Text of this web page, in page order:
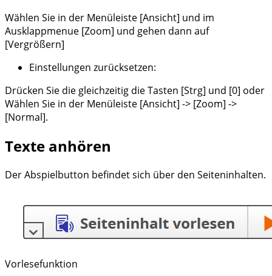
Wählen Sie in der Menüleiste [Ansicht] und im
Ausklappmenue [Zoom] und gehen dann auf
[Vergrößern]
Einstellungen zurücksetzen:
Drücken Sie die gleichzeitig die Tasten [Strg] und [0] oder
Wählen Sie in der Menüleiste [Ansicht] -> [Zoom] ->
[Normal].
Texte anhören
Der Abspielbutton befindet sich über den Seiteninhalten.
Vorlesefunktion